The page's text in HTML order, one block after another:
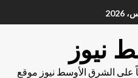
نيوز
على الشرق الأوسط نيوز موقع